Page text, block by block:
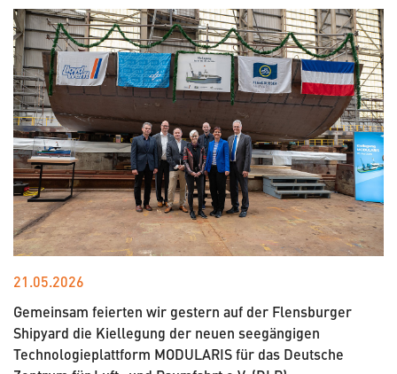
21.05.2026
Gemeinsam feierten wir gestern auf der Flensburger
Shipyard die Kiellegung der neuen seegängigen
Technologieplattform MODULARIS für das Deutsche